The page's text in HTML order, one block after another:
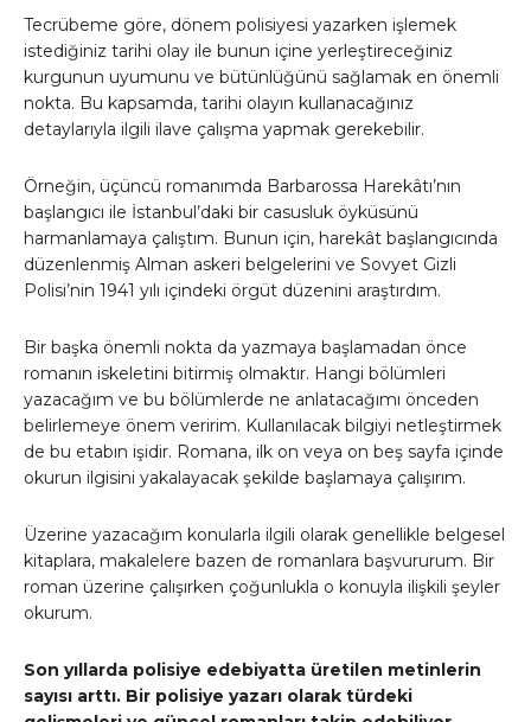
Tecrübeme göre, dönem polisiyesi yazarken işlemek
istediğiniz tarihi olay ile bunun içine yerleştireceğiniz
kurgunun uyumunu ve bütünlüğünü sağlamak en önemli
nokta. Bu kapsamda, tarihi olayın kullanacağınız
detaylarıyla ilgili ilave çalışma yapmak gerekebilir.
Örneğin, üçüncü romanımda Barbarossa Harekâtı’nın
başlangıcı ile İstanbul’daki bir casusluk öyküsünü
harmanlamaya çalıştım. Bunun için, harekât başlangıcında
düzenlenmiş Alman askeri belgelerini ve Sovyet Gizli
Polisi’nin 1941 yılı içindeki örgüt düzenini araştırdım.
Bir başka önemli nokta da yazmaya başlamadan önce
romanın iskeletini bitirmiş olmaktır. Hangi bölümleri
yazacağım ve bu bölümlerde ne anlatacağımı önceden
belirlemeye önem veririm. Kullanılacak bilgiyi netleştirmek
de bu etabın işidir. Romana, ilk on veya on beş sayfa içinde
okurun ilgisini yakalayacak şekilde başlamaya çalışırım.
Üzerine yazacağım konularla ilgili olarak genellikle belgesel
kitaplara, makalelere bazen de romanlara başvururum. Bir
roman üzerine çalışırken çoğunlukla o konuyla ilişkili şeyler
okurum.
Son yıllarda polisiye edebiyatta üretilen metinlerin
sayısı arttı. Bir polisiye yazarı olarak türdeki